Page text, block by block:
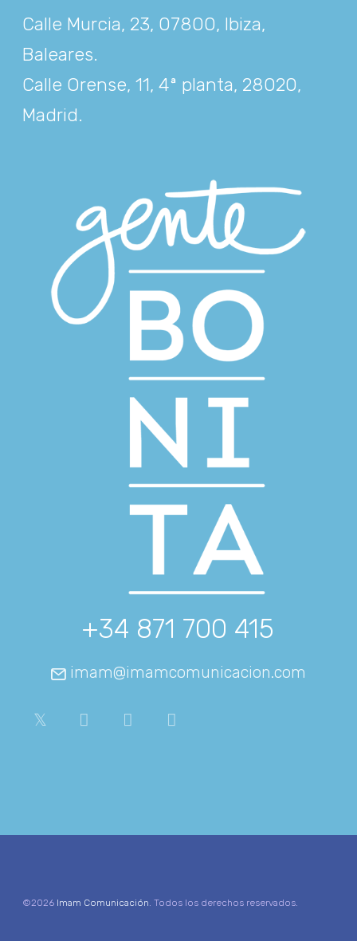
Calle Murcia, 23, 07800, Ibiza,
Baleares.
Calle Orense, 11, 4ª planta, 28020,
Madrid.
+34 871 700 415
imam@imamcomunicacion.com
©2026 Imam Comunicación. Todos los derechos reservados.